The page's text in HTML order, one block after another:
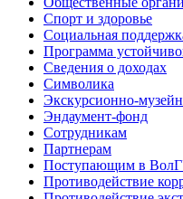
Спорт и здоровье
Социальная
Программа
Сведения о доходах
Символика
Экскурсионно-
Эндаумент-фонд
Сотрудникам
Партнерам
Поступающим в
Противодействие